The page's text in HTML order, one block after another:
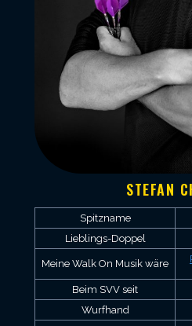
STEFAN
Spitzname
Lieblings-Doppel
Meine Walk On Musik wäre
Beim SVV seit
Wurfhand